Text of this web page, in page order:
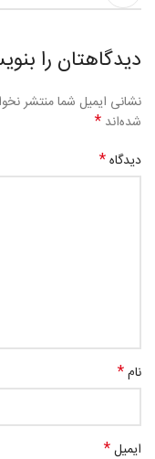
دیدگاهتان را
نشانی ایمیل شما منتشر
شده‌اند *
دیدگاه*
نام*
ایمیل*